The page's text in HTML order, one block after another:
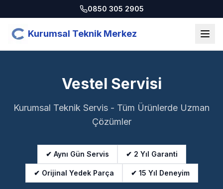
0850 305 2905
Kurumsal Teknik Merkez
Vestel Servisi
Kurumsal Teknik Servis - Tüm Ürünlerde Uzman
Çözümler
✔ Aynı Gün Servis ✔ 2 Yıl Garanti
✔ Orijinal Yedek Parça ✔ 15 Yıl Deneyim